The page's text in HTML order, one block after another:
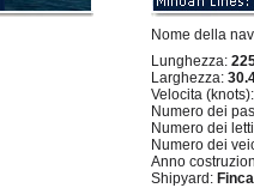
Nome della
Lunghezza:
Larghezza:
Velocita
Numero dei
Numero dei
Numero dei
Anno
Shipyard: